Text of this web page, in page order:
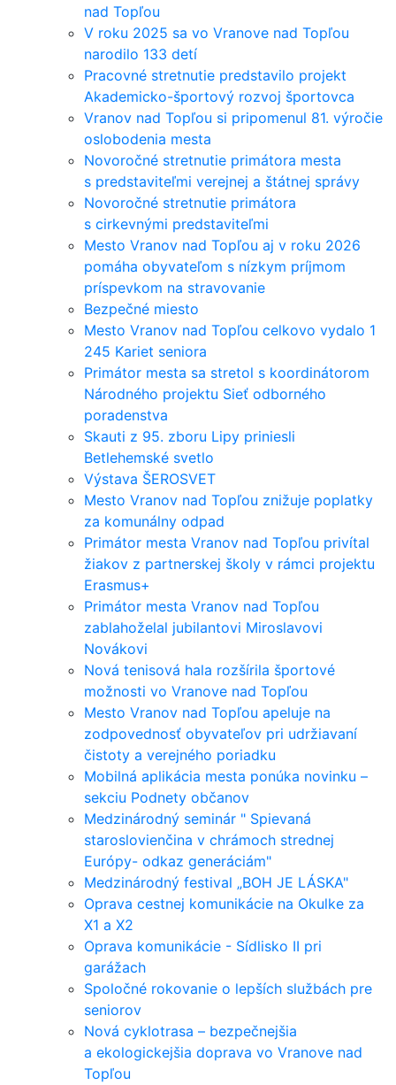
nad Topľou
V roku 2025 sa vo Vranove nad Topľou
narodilo 133 detí
Pracovné stretnutie predstavilo projekt
Akademicko-športový rozvoj športovca
Vranov nad Topľou si pripomenul 81. výročie
oslobodenia mesta
Novoročné stretnutie primátora mesta
s predstaviteľmi verejnej a štátnej správy
Novoročné stretnutie primátora
s cirkevnými predstaviteľmi
Mesto Vranov nad Topľou aj v roku 2026
pomáha obyvateľom s nízkym príjmom
príspevkom na stravovanie
Bezpečné miesto
Mesto Vranov nad Topľou celkovo vydalo 1
245 Kariet seniora
Primátor mesta sa stretol s koordinátorom
Národného projektu Sieť odborného
poradenstva
Skauti z 95. zboru Lipy priniesli
Betlehemské svetlo
Výstava ŠEROSVET
Mesto Vranov nad Topľou znižuje poplatky
za komunálny odpad
Primátor mesta Vranov nad Topľou privítal
žiakov z partnerskej školy v rámci projektu
Erasmus+
Primátor mesta Vranov nad Topľou
zablahoželal jubilantovi Miroslavovi
Novákovi
Nová tenisová hala rozšírila športové
možnosti vo Vranove nad Topľou
Mesto Vranov nad Topľou apeluje na
zodpovednosť obyvateľov pri udržiavaní
čistoty a verejného poriadku
Mobilná aplikácia mesta ponúka novinku –
sekciu Podnety občanov
Medzinárodný seminár " Spievaná
staroslovienčina v chrámoch strednej
Európy- odkaz generáciám"
Medzinárodný festival „BOH JE LÁSKA"
Oprava cestnej komunikácie na Okulke za
X1 a X2
Oprava komunikácie - Sídlisko II pri
garážach
Spoločné rokovanie o lepších službách pre
seniorov
Nová cyklotrasa – bezpečnejšia
a ekologickejšia doprava vo Vranove nad
Topľou